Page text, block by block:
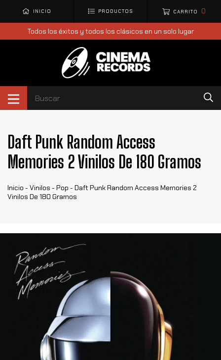
INICIO PRODUCTOS CARRITO 0
Todos los éxitos y todos los clásicos en un solo lugar
Daft Punk Random Access
Memories 2 Vinilos De 180 Gramos
Inicio - Vinilos - Pop - Daft Punk Random Access Memories 2
Vinilos De 180 Gramos